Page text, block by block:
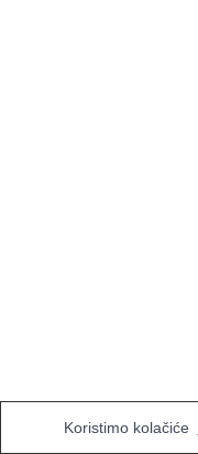
Koristimo kolačiće